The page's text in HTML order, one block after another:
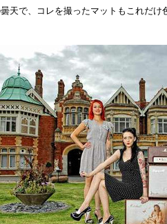
天で、コレを撮ったマットもこれだけ